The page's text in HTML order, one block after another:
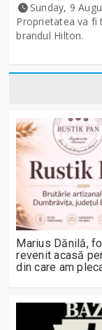
Sunday, 9
Proprietatea va fi
brandul
Marius Dănilă,
revenit acasă
din care am